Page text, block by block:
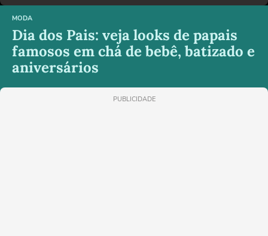
MODA
Dia dos Pais: veja looks de papais
famosos em chá de bebê, batizado e
aniversários
PUBLICIDADE